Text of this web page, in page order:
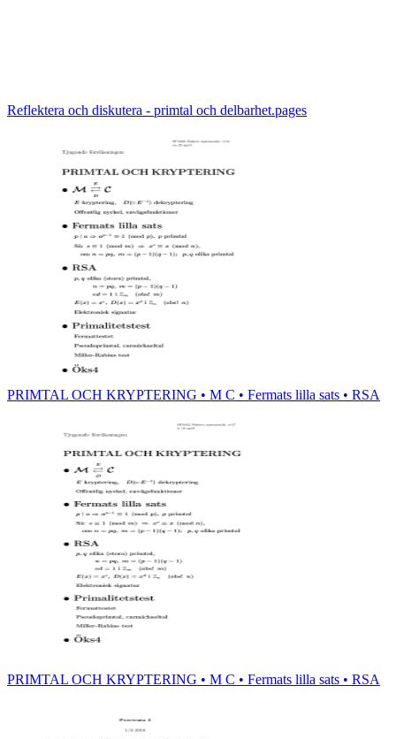
Reflektera och diskutera - primtal och delbarhet.pages
PRIMTAL OCH KRYPTERING • M C • Fermats lilla sats • RSA
PRIMTAL OCH KRYPTERING • M C • Fermats lilla sats • RSA